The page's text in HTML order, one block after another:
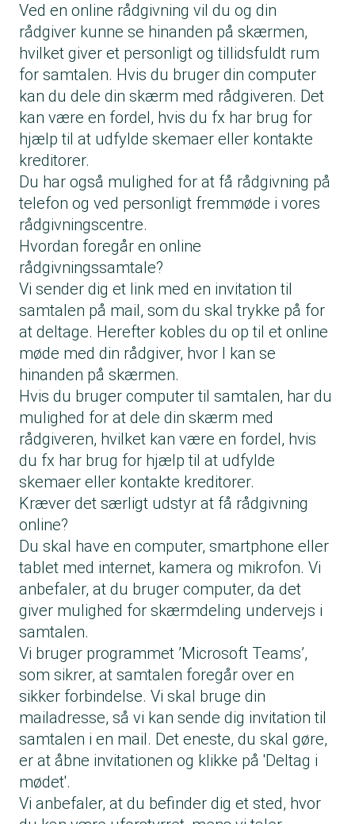
Ved en online rådgivning vil du og din
rådgiver kunne se hinanden på skærmen,
hvilket giver et personligt og tillidsfuldt rum
for samtalen. Hvis du bruger din computer
kan du dele din skærm med rådgiveren. Det
kan være en fordel, hvis du fx har brug for
hjælp til at udfylde skemaer eller kontakte
kreditorer.
Du har også mulighed for at få rådgivning på
telefon og ved personligt fremmøde i vores
rådgivningscentre.
Hvordan foregår en online
rådgivningssamtale?
Vi sender dig et link med en invitation til
samtalen på mail, som du skal trykke på for
at deltage. Herefter kobles du op til et online
møde med din rådgiver, hvor I kan se
hinanden på skærmen.
Hvis du bruger computer til samtalen, har du
mulighed for at dele din skærm med
rådgiveren, hvilket kan være en fordel, hvis
du fx har brug for hjælp til at udfylde
skemaer eller kontakte kreditorer.
Kræver det særligt udstyr at få rådgivning
online?
Du skal have en computer, smartphone eller
tablet med internet, kamera og mikrofon. Vi
anbefaler, at du bruger computer, da det
giver mulighed for skærmdeling undervejs i
samtalen.
Vi bruger programmet ’Microsoft Teams’,
som sikrer, at samtalen foregår over en
sikker forbindelse. Vi skal bruge din
mailadresse, så vi kan sende dig invitation til
samtalen i en mail. Det eneste, du skal gøre,
er at åbne invitationen og klikke på 'Deltag i
mødet'.
Vi anbefaler, at du befinder dig et sted, hvor